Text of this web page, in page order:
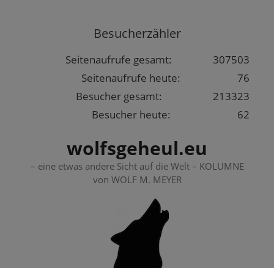
Besucherzähler
307503
Seitenaufrufe gesamt:
76
Seitenaufrufe heute:
213323
Besucher gesamt:
62
Besucher heute:
wolfsgeheul.eu
– eine etwas andere Sicht auf die Welt – KOLUMNE
von WOLF M. MEYER